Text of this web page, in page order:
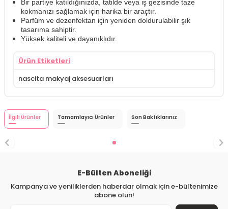
Bir partiye katıldığınızda, tatilde veya iş gezisinde taze
kokmanızı sağlamak için harika bir araçtır.
Parfüm ve dezenfektan için yeniden doldurulabilir şık
tasarıma sahiptir.
Yüksek kaliteli ve dayanıklıdır.
Ürün Etiketleri
nascita makyaj aksesuarları
İlgili Ürünler Tamamlayıcı Ürünler Son Baktıklarınız
E-Bülten Aboneliği
Kampanya ve yeniliklerden haberdar olmak için e-bültenimize
abone olun!